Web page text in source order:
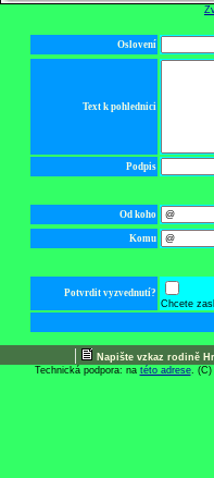
Oslovení
Text k pohlednici
Podpis
Od koho
Komu
Potvrdit vyzvednutí?
Chcete
| Napište vzkaz rodině
Technická podpora: na této adrese. (C)